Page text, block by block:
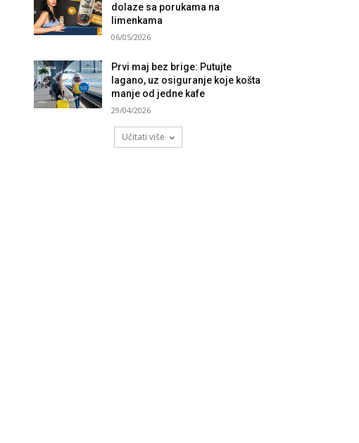
dolaze sa porukama na
limenkama
06/05/2026
Prvi maj bez brige: Putujte
lagano, uz osiguranje koje košta
manje od jedne kafe
29/04/2026
Učitati više